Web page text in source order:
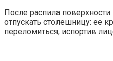
После распила
отпускать столешницу: ее
переломиться, испортив